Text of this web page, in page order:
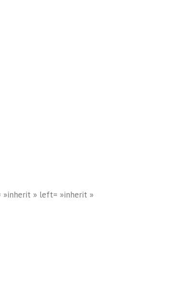
»inherit » left= »inherit »